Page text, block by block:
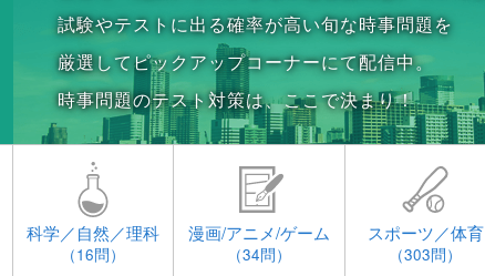
試験やテストに出る確率が高い旬な時事問題を
厳選してピックアップコーナーにて配信中。
時事問題のテスト対策は、ここで決まり！
科学／自然／理科
（16問）
漫画/アニメ/ゲーム
（34問）
スポーツ／体育
（303問）